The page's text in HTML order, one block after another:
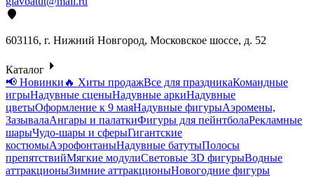
603116, г. Нижний Новгород, Московское шоссе, д. 52
Каталог
📢 Новинки 🔥 Хиты продажВсе для праздникаКомандные
игрыНадувные сценыНадувные аркиНадувные
цветыОформление к 9 маяНадувные фигурыАэромены,
ЗазывалаАнгары и палаткиФигуры для пейнтболаРекламные
шарыЧудо-шары и сферыГигантские
костюмыАэрофонтаныНадувные батутыПолосы
препятствийМягкие модулиСветовые 3D фигурыВодные
аттракционыЗимние аттракционыНовогодние фигуры